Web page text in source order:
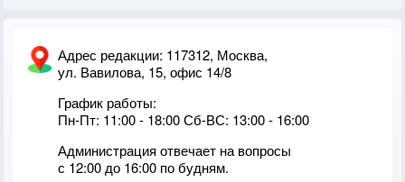
Адрес редакции: 117312, Москва,
ул. Вавилова, 15, офис 14/8
График работы:
Пн-Пт: 11:00 - 18:00 Сб-ВС: 13:00 - 16:00
Администрация отвечает на вопросы
с 12:00 до 16:00 по будням.